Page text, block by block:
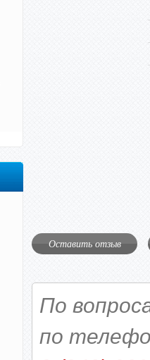
Оставить отзыв
По
по